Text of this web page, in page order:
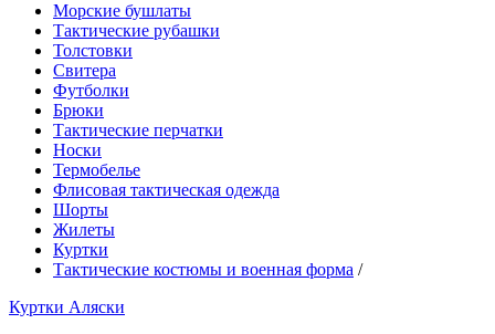
Морские бушлаты
Тактические рубашки
Толстовки
Свитера
Футболки
Брюки
Тактические перчатки
Носки
Термобелье
Флисовая тактическая одежда
Шорты
Жилеты
Куртки
Тактические костюмы и военная форма /
Куртки Аляски